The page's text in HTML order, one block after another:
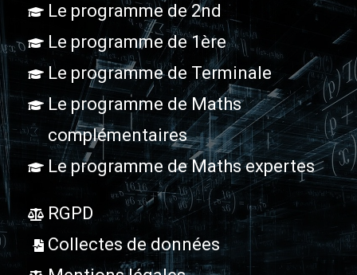
Le programme de 2nd
Le programme de 1ère
Le programme de Terminale
Le programme de Maths
complémentaires
Le programme de Maths expertes
RGPD
Collectes de données